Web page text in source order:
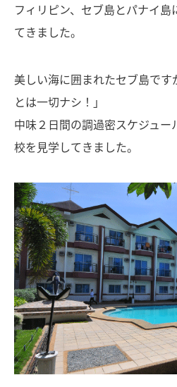
フィリピン、セブ島とパナイ
てきました。
美しい海に囲まれたセブ島で
とは一切ナシ！」
中味２日間の調過密スケジュ
校を見学してきました。